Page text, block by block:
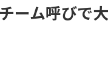
ーム呼びで